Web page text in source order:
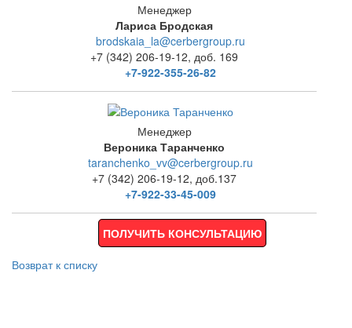
Менеджер
Лариса Бродская
brodskaia_la@cerbergroup.ru
+7 (342) 206-19-12, доб. 169
+7-922-355-26-82
Менеджер
Вероника Таранченко
taranchenko_vv@cerbergroup.ru
+7 (342) 206-19-12, доб.137
+7-922-33-45-009
ПОЛУЧИТЬ КОНСУЛЬТАЦИЮ
Возврат к списку